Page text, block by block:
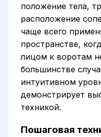
положение тела,
расположение
чаще всего
пространстве,
лицом к воротам
большинстве
интуитивном
демонстрирует
техникой.
Пошаговая